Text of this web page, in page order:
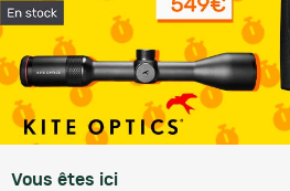
Vous êtes ici